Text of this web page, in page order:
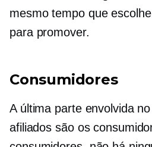
mesmo tempo que
para promover.
Consumidores
A última parte envolvida
afiliados são os